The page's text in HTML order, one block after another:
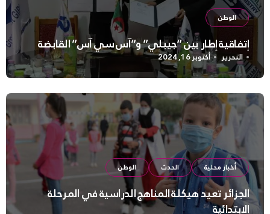
الوطن
إتفاقية إطار بين “جيبلي” و”آس سي آس” القابضة
التحرير أكتوبر 16, 2024
أخبار محلية الحدث الوطن
الجزائر تعيد هيكلة المناهج الدراسية في المرحلة
الابتدائية